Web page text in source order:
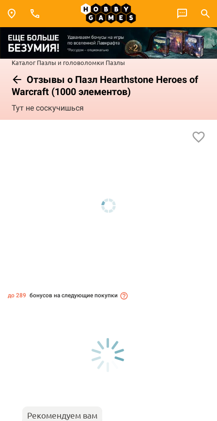
Каталог Пазлы и головоломки Пазлы
Отзывы о Пазл Hearthstone Heroes of
Warcraft (1000 элементов)
Тут не соскучишься
до 289 бонусов на следующие покупки
Рекомендуем вам